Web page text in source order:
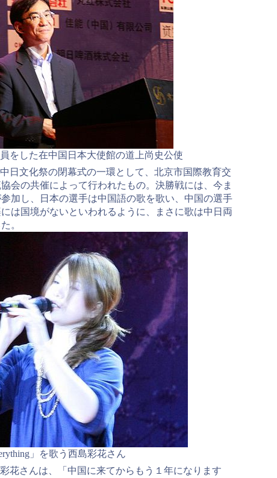
をした在中国日本大使館の道上尚史公使
日文化祭の閉幕式の一環として、北京市国際教育交
会の共催によって行われたもの。決勝戦には、今ま
加し、日本の選手は中国語の歌を歌い、中国の選手
は国境がないといわれるように、まさに歌は中日両
。
」を歌う西島彩花さん
花さんは、「中国に来てからもう１年になります